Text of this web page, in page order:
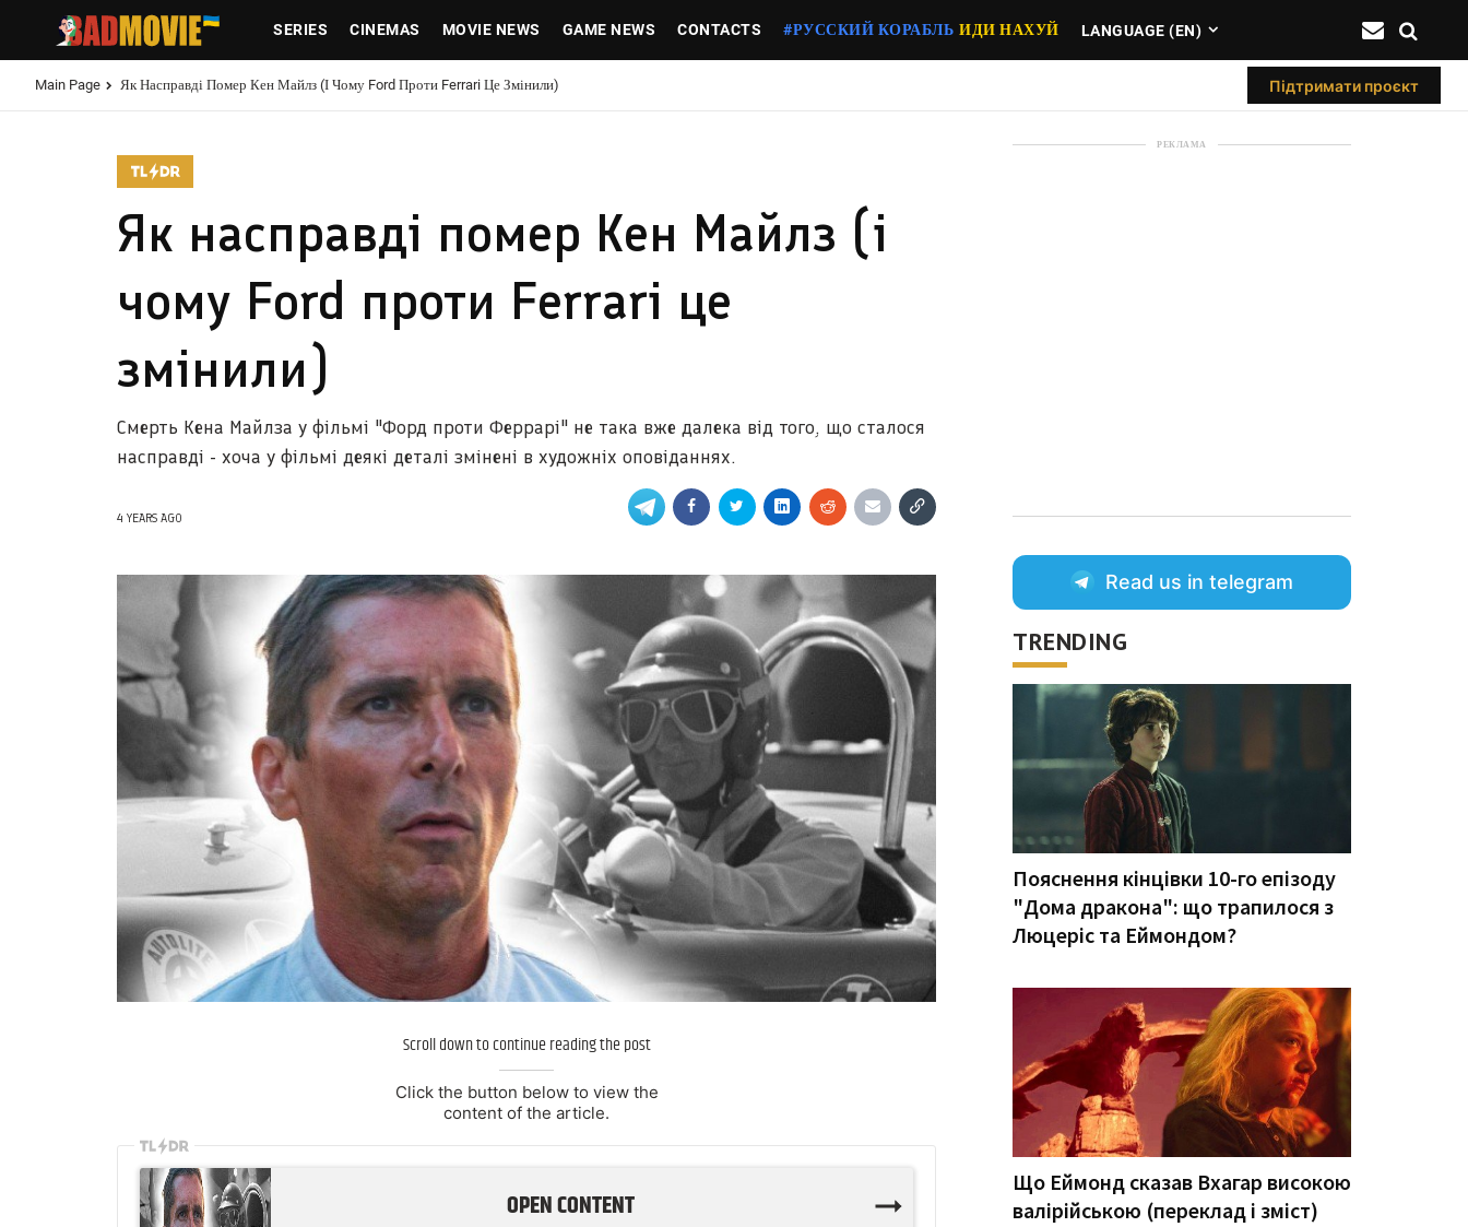
SERIES CINEMAS MOVIE NEWS GAME NEWS CONTACTS #РУССКИЙ КОРАБЛЬ ИДИ НАХУЙ LANGUAGE (EN)
Підтримати проєкт
Main Page Як Насправді Помер Кен Майлз (і Чому Ford Проти Ferrari Це Змінили)
Як насправді помер Кен Майлз (і
чому Ford проти Ferrari це
змінили)
Смерть Кена Майлза у фільмі "Форд проти Феррарі" не така вже далека від того, що сталося
насправді - хоча у фільмі деякі деталі змінені в художніх оповіданнях.
4 YEARS AGO
Scroll down to continue reading the post
Click the button below to view the
content of the article.
OPEN CONTENT
РЕКЛАМА
Read us in telegram
TRENDING
Пояснення кінцівки 10-го епізоду
"Дома дракона": що трапилося з
Люцеріс та Еймондом?
Що Еймонд сказав Вхагар високою
валірійською (переклад і зміст)